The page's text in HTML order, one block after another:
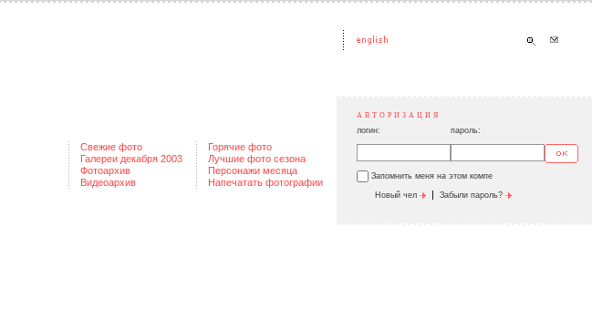
Свежие фото
Галереи декабря 2003
Фотоархив
Видеоархив
Горячие фото
Лучшие фото сезона
Персонажи месяца
Напечатать фотографии
АВТОРИЗАЦИЯ
логин: пароль:
Запомнить меня на этом компе
Новый чел | Забыли пароль?